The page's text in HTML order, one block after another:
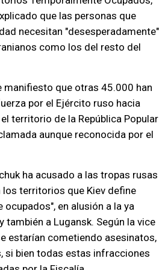
que las personas que
necesitan "desesperadamente"
como los del resto del
manifiesto que otras 45.000 han
por el Ejército ruso hacia
territorio de la República Popular
aunque reconocida por el
ha acusado a las tropas rusas
territorios que Kiev define
en alusión a la ya
también a Lugansk. Según la vice
estarían cometiendo asesinatos,
si bien todas estas infracciones